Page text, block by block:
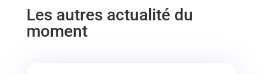
Les autres actualité du
moment